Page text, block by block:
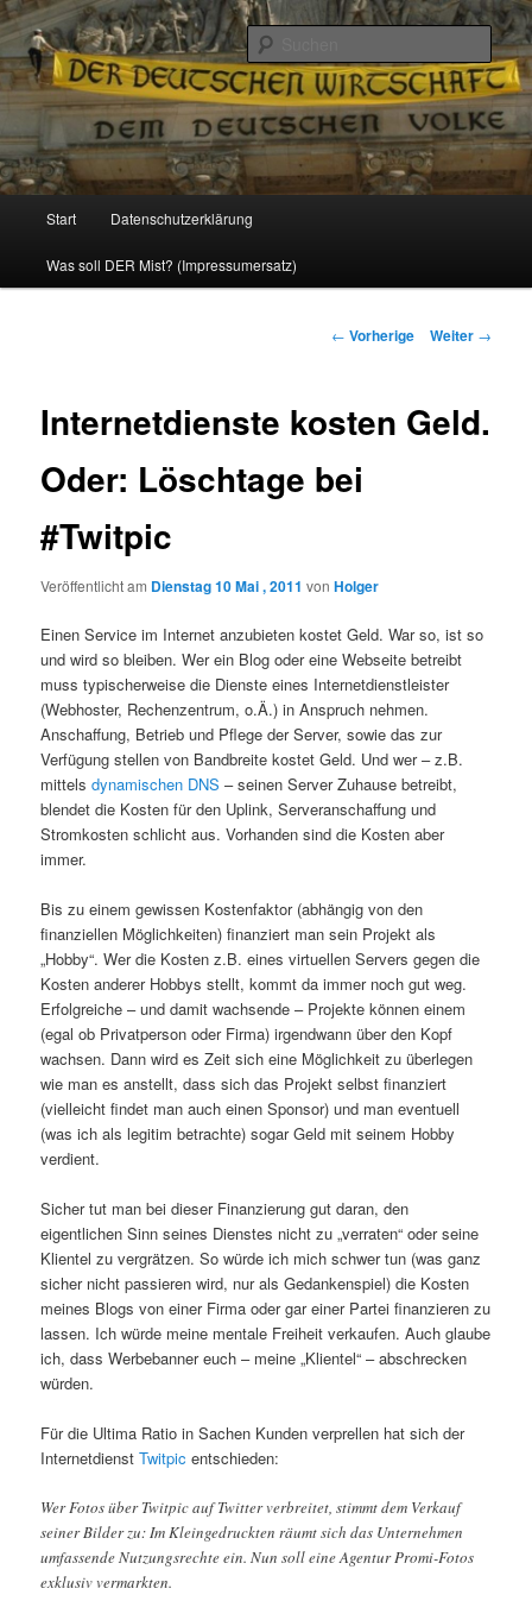
Reizzentrum
Politik, Wirtschaft, Soziales und Gesellschaft
Zum
Inhalt
Start Datenschutzerklärung
Was soll DER Mist? (Impressumersatz)
Beitrags-
← Vorherige Weiter →
Internetdienste kosten Geld.
Oder: Löschtage bei
#Twitpic
Veröffentlicht am Dienstag 10 Mai , 2011 vonHolger
Einen Service im Internet anzubieten kostet Geld. War so, ist so
und wird so bleiben. Wer ein Blog oder eine Webseite betreibt
muss typischerweise die Dienste eines Internetdienstleister
(Webhoster, Rechenzentrum, o.Ä.) in Anspruch nehmen.
Anschaffung, Betrieb und Pflege der Server, sowie das zur
Verfügung stellen von Bandbreite kostet Geld. Und wer – z.B.
mittelsdynamischen DNS– seinen Server Zuhause betreibt,
blendet die Kosten für den Uplink, Serveranschaffung und
Stromkosten schlicht aus. Vorhanden sind die Kosten aber
immer.
Bis zu einem gewissen Kostenfaktor (abhängig von den
finanziellen Möglichkeiten) finanziert man sein Projekt als
„Hobby“. Wer die Kosten z.B. eines virtuellen Servers gegen die
Kosten anderer Hobbys stellt, kommt da immer noch gut weg.
Erfolgreiche – und damit wachsende – Projekte können einem
(egal ob Privatperson oder Firma) irgendwann über den Kopf
wachsen. Dann wird es Zeit sich eine Möglichkeit zu überlegen
wie man es anstellt, dass sich das Projekt selbst finanziert
(vielleicht findet man auch einen Sponsor) und man eventuell
(was ich als legitim betrachte) sogar Geld mit seinem Hobby
verdient.
Sicher tut man bei dieser Finanzierung gut daran, den
eigentlichen Sinn seines Dienstes nicht zu „verraten“ oder seine
Klientel zu vergrätzen. So würde ich mich schwer tun (was ganz
sicher nicht passieren wird, nur als Gedankenspiel) die Kosten
meines Blogs von einer Firma oder gar einer Partei finanzieren zu
lassen. Ich würde meine mentale Freiheit verkaufen. Auch glaube
ich, dass Werbebanner euch – meine „Klientel“ – abschrecken
würden.
Für die Ultima Ratio in Sachen Kunden verprellen hat sich der
InternetdienstTwitpic entschieden:
Wer Fotos über Twitpic auf Twitter verbreitet, stimmt dem Verkauf
seiner Bilder zu: Im Kleingedruckten räumt sich das Unternehmen
umfassende Nutzungsrechte ein. Nun soll eine Agentur Promi-Fotos
exklusiv vermarkten.